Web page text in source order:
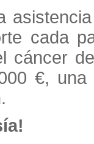
cada
cáncer
€,